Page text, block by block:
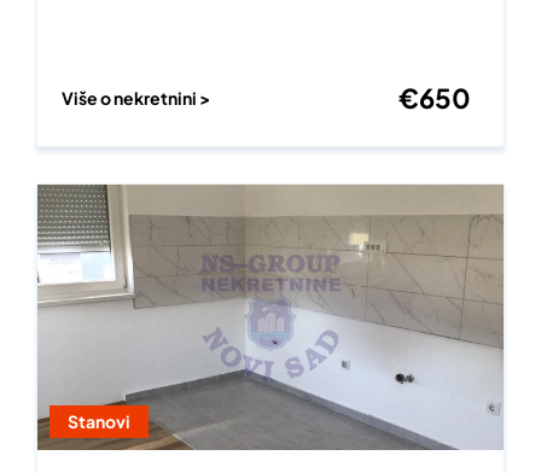
Više o nekretnini > €650
Stanovi